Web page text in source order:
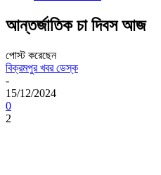
আন্তর্জাতিক চা দিবস আজ
পোস্ট করেছেন
বিক্রমপুর খবর ডেস্ক
-
15/12/2024
0
2